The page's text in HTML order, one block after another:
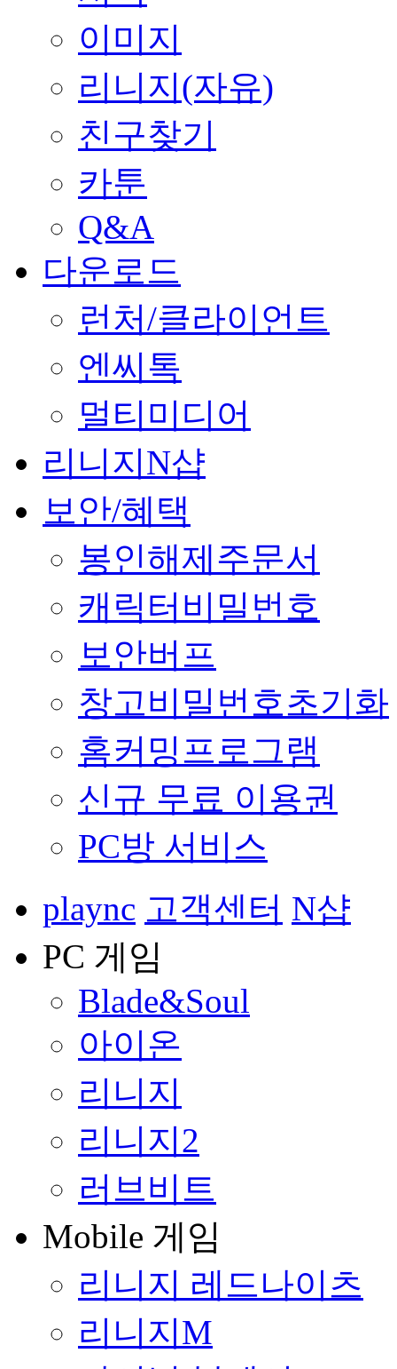
이미지
리니지(자유)
친구찾기
카툰
Q&A
다운로드
런처/클라이언트
엔씨톡
멀티미디어
리니지N샵
보안/혜택
봉인해제주문서
캐릭터비밀번호
보안버프
창고비밀번호초기화
홈커밍프로그램
신규 무료 이용권
PC방 서비스
plaync 고객센터 N샵
PC 게임
Blade&Soul
아이온
리니지
리니지2
러브비트
Mobile 게임
리니지 레드나이츠
리니지M